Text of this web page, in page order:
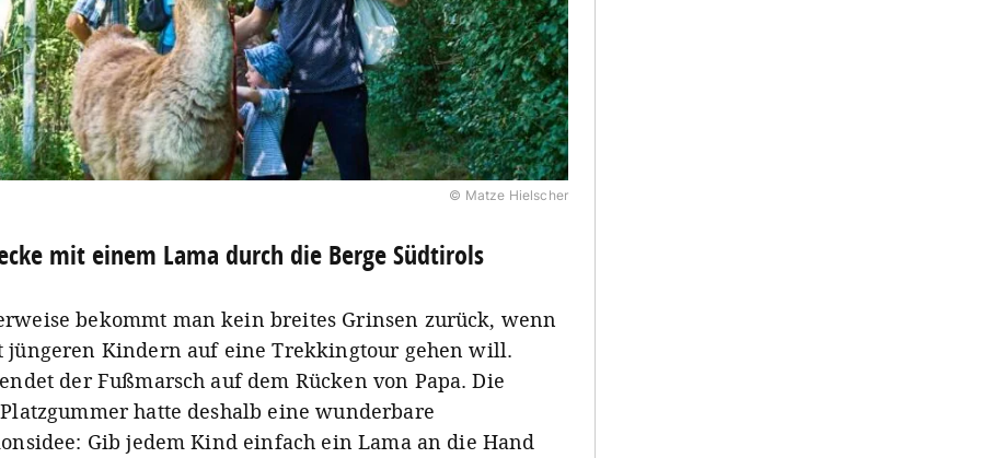
© Matze Hielscher
mit einem Lama durch die Berge Südtirols
bekommt man kein breites Grinsen zurück, wenn
jüngeren Kindern auf eine Trekkingtour gehen will.
der Fußmarsch auf dem Rücken von Papa. Die
hatte deshalb eine wunderbare
Gib jedem Kind einfach ein Lama an die Hand